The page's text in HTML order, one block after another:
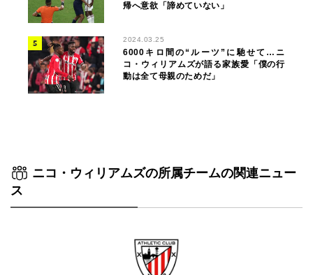
帰へ意欲「諦めていない」
2024.03.25
6000キロ間の“ルーツ”に馳せて…ニ
コ・ウィリアムズが語る家族愛「僕の行
動は全て母親のためだ」
ニコ・ウィリアムズの所属チームの関連ニュー
ス